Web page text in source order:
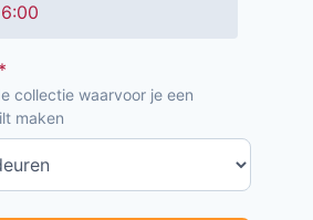
*
collectie waarvoor je een
maken